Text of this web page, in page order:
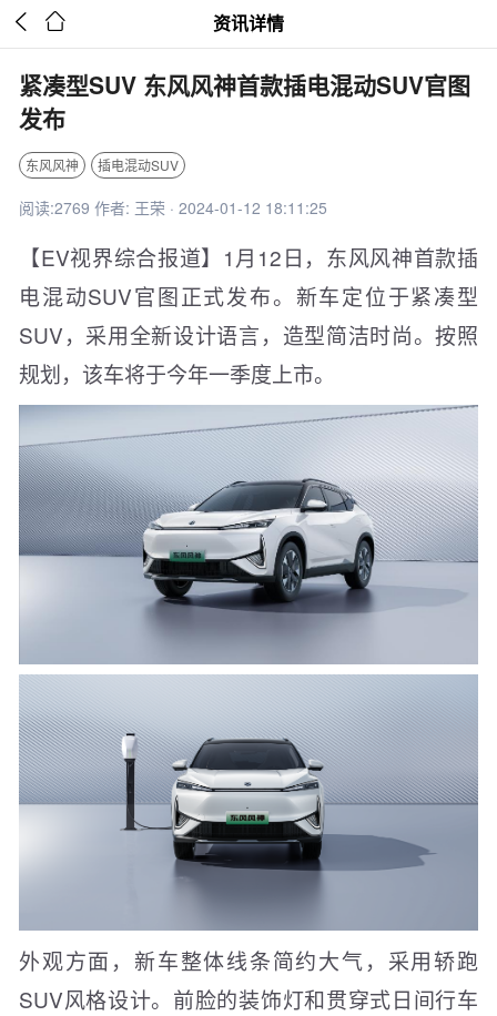
  资讯详情
紧凑型SUV 东风风神首款插电混动SUV官图
发布
东风风神 插电混动SUV
阅读:2769 作者: 王荣 · 2024-01-12 18:11:25
【EV视界综合报道】1月12日，东风风神首款插
电混动SUV官图正式发布。新车定位于紧凑型
SUV，采用全新设计语言，造型简洁时尚。按照
规划，该车将于今年一季度上市。
外观方面，新车整体线条简约大气，采用轿跑
SUV风格设计。前脸的装饰灯和贯穿式日间行车